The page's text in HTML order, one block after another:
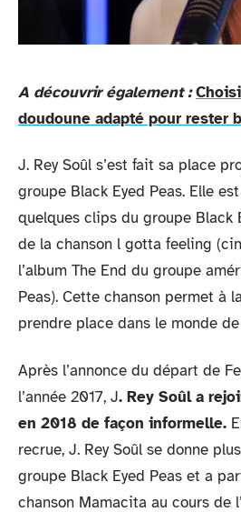
A découvrir également :
doudoune adapté pour rester
J. Rey Soûl s’est fait sa place
groupe Black Eyed Peas. Elle
quelques clips du groupe Black
de la chanson l gotta feeling
l’album The End du groupe
Peas). Cette chanson permet à
prendre place dans le monde
Après l’annonce du départ de
l’année 2017, J. Rey Soûl a
en 2018 de façon informelle.
recrue, J. Rey Soûl se donne
groupe Black Eyed Peas et a
chanson Mamacita au cours de